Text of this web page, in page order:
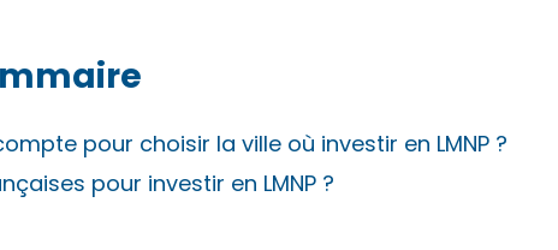
pour choisir la ville où investir en LMNP ?
pour investir en LMNP ?